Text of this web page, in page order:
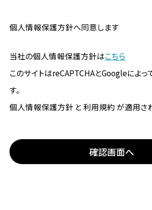
個人情報保護方針へ同意します
当社の個人情報保護方針はこちら
このサイトはreCAPTCHAとGoogleによ
す。
個人情報保護方針 と 利用規約 が適用さ